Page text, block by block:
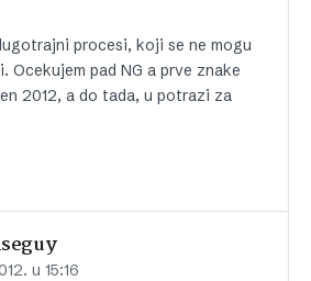
procesi, koji se ne mogu
Ocekujem pad NG a prve znake
2012, a do tada, u potrazi za
u 15:16